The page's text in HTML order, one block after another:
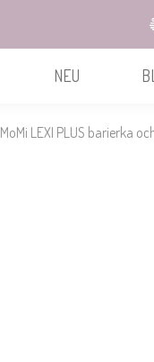
NEU
MoMi LEXI PLUS barierka